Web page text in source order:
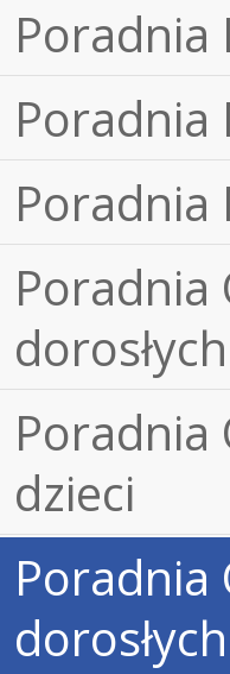
Poradnia
Poradnia
Poradnia
Poradnia
dorosłych
Poradnia
dzieci
Poradnia
dorosłych